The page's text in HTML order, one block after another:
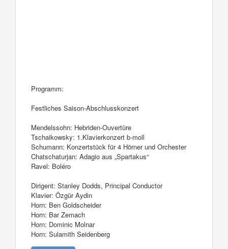
Programm:
Festliches Saison-Abschlusskonzert
Mendelssohn: Hebriden-Ouvertüre
Tschaikowsky: 1.Klavierkonzert b-moll
Schumann: Konzertstück für 4 Hörner und Orchester
Chatschaturjan: Adagio aus „Spartakus“
Ravel: Boléro
Dirigent: Stanley Dodds, Principal Conductor
Klavier: Özgür Aydin
Horn: Ben Goldscheider
Horn: Bar Zemach
Horn: Dominic Molnar
Horn: Sulamith Seidenberg